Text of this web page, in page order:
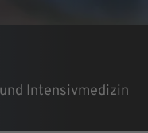
Intensivmedizin